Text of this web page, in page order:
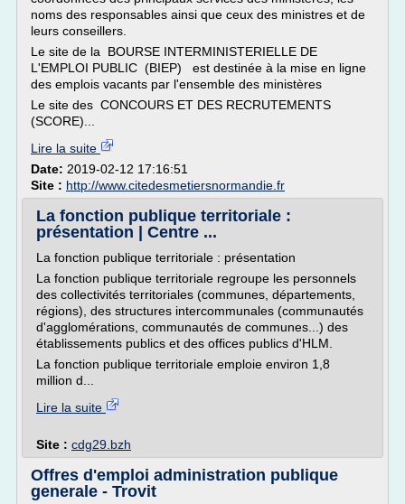
noms des responsables ainsi que ceux des ministres et de
leurs conseillers.
Le site de la BOURSE INTERMINISTERIELLE DE
L'EMPLOI PUBLIC (BIEP) est destinée à la mise en ligne
des emplois vacants par l'ensemble des ministères
Le site des CONCOURS ET DES RECRUTEMENTS
(SCORE)...
Lire la suite
Date: 2019-02-12 17:16:51
Site : http://www.citedesmetiersnormandie.fr
La fonction publique territoriale :
présentation | Centre ...
La fonction publique territoriale : présentation
La fonction publique territoriale regroupe les personnels
des collectivités territoriales (communes, départements,
régions), des structures intercommunales (communautés
d'agglomérations, communautés de communes...) des
établissements publics et des offices publics d'HLM.
La fonction publique territoriale emploie environ 1,8
million d...
Lire la suite
Site : cdg29.bzh
Offres d'emploi administration publique
generale - Trovit